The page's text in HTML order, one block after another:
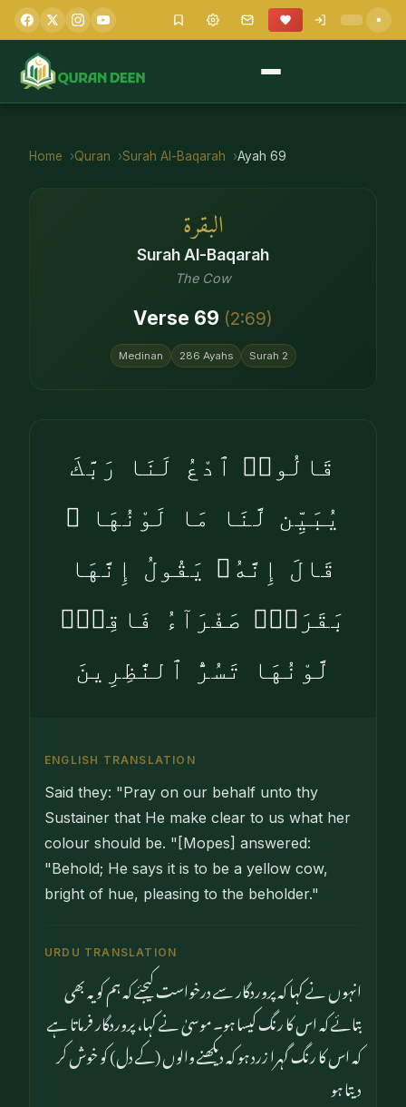
Home Quran Surah Al-Baqarah Ayah 69
البقرة
Surah Al-Baqarah
The Cow
Verse 69 (2:69)
Medinan 286 Ayahs Surah 2
قَالُوا۟ ٱدْعُ لَنَا رَبَّكَ
يُبَيِّن لَّنَا مَا لَوْنُهَا ۚ
قَالَ إِنَّهُۥ يَقُولُ إِنَّهَا
بَقَرَةٌۭ صَفْرَآءُ فَاقِعٌۭ
لَّوْنُهَا تَسُرُّ ٱلنَّٰظِرِينَ
ENGLISH TRANSLATION
Said they: "Pray on our behalf unto thy
Sustainer that He make clear to us what her
colour should be. "[Mopes] answered:
"Behold; He says it is to be a yellow cow,
bright of hue, pleasing to the beholder."
URDU TRANSLATION
انہوں نے کہا کہ پروردگار سے درخواست کیجئے کہ ہم کو یہ بھی
بتائے کہ اس کا رنگ کیسا ہو۔ موسیٰ نے کہا، پروردگار فرماتا ہے
کہ اس کا رنگ گہرا زرد ہو کہ دیکھنے والوں (کے دل) کو خوش کر
دیتا ہو